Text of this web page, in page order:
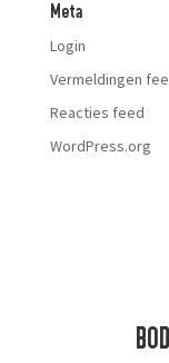
Meta
Login
Vermeldingen
Reacties feed
WordPress.org